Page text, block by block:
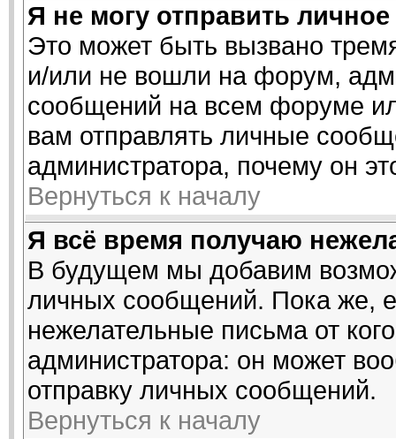
Я не могу отправить
Это может быть вызвано
и/или не вошли на форум,
сообщений на всем форуме
вам отправлять личные
администратора, почему он
Вернуться к началу
Я всё время получаю
В будущем мы добавим
личных сообщений. Пока же,
нежелательные письма от
администратора: он может
отправку личных сообщений.
Вернуться к началу